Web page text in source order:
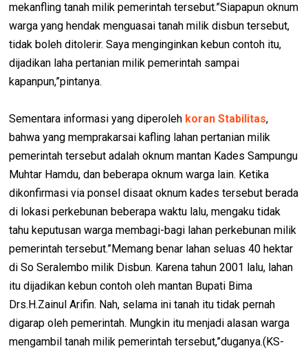
mekanfling tanah milik pemerintah tersebut.”Siapapun oknum
warga yang hendak menguasai tanah milik disbun tersebut,
tidak boleh ditolerir. Saya menginginkan kebun contoh itu,
dijadikan laha pertanian milik pemerintah sampai
kapanpun,”pintanya.
Sementara informasi yang diperoleh koran Stabilitas,
bahwa yang memprakarsai kafling lahan pertanian milik
pemerintah tersebut adalah oknum mantan Kades Sampungu
Muhtar Hamdu, dan beberapa oknum warga lain. Ketika
dikonfirmasi via ponsel disaat oknum kades tersebut berada
di lokasi perkebunan beberapa waktu lalu, mengaku tidak
tahu keputusan warga membagi-bagi lahan perkebunan milik
pemerintah tersebut.”Memang benar lahan seluas 40 hektar
di So Seralembo milik Disbun. Karena tahun 2001 lalu, lahan
itu dijadikan kebun contoh oleh mantan Bupati Bima
Drs.H.Zainul Arifin. Nah, selama ini tanah itu tidak pernah
digarap oleh pemerintah. Mungkin itu menjadi alasan warga
mengambil tanah milik pemerintah tersebut,”duganya.(KS-